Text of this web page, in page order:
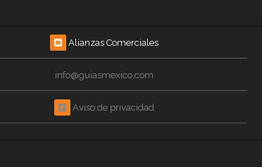
Alianzas Comerciales
info@guiasmexico.com
Aviso de privacidad